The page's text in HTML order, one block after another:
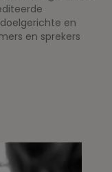
en
en sprekers